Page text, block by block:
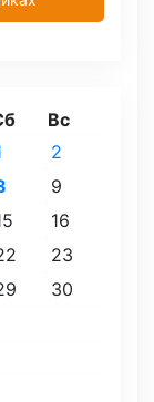
Вс
2
9
16
23
30